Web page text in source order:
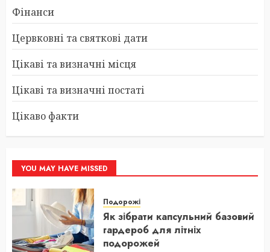
Фінанси
Цервковні та святкові дати
Цікаві та визначні місця
Цікаві та визначні постаті
Цікаво факти
YOU MAY HAVE MISSED
Подорожі
Як зібрати капсульний базовий
гардероб для літніх
подорожей